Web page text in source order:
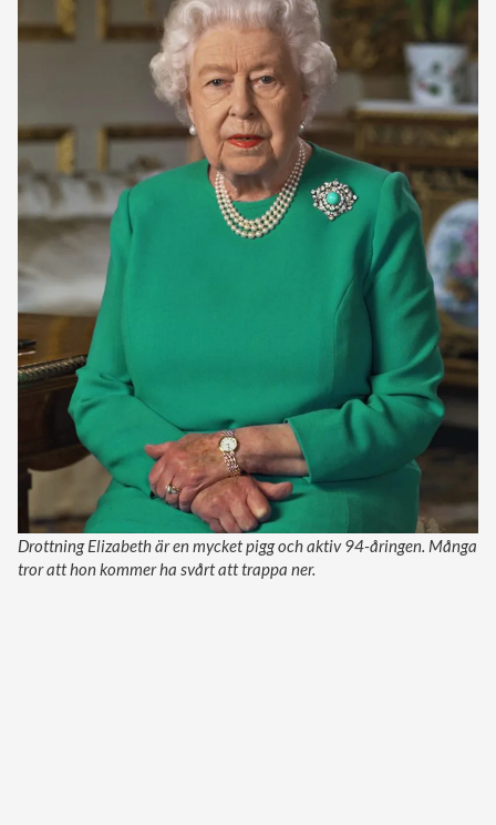
Drottning Elizabeth är en mycket pigg och aktiv 94-åringen. Många
tror att hon kommer ha svårt att trappa ner.